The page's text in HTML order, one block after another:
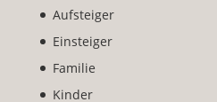
Aufsteiger
Einsteiger
Familie
Kinder